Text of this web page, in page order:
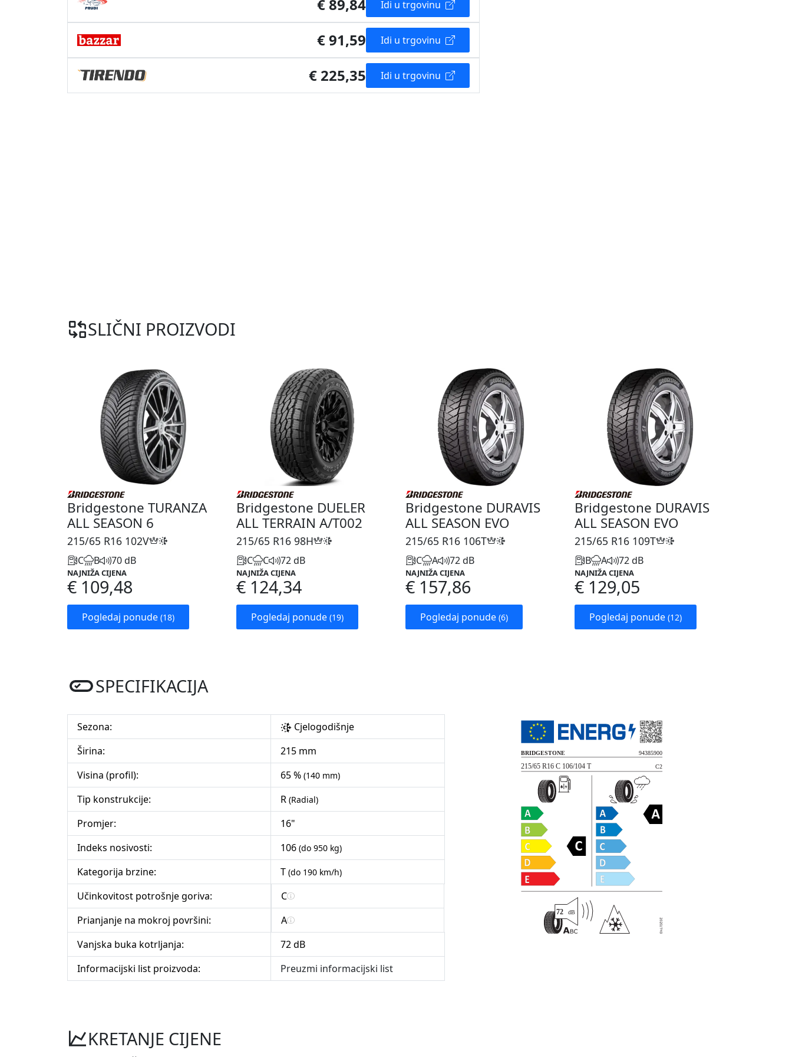
€ 89,84 Idi u trgovinu
€ 91,59 Idi u trgovinu
€ 225,35 Idi u trgovinu
SLIČNI PROIZVODI
Bridgestone TURANZA
ALL SEASON 6
215/65 R16 102V
C B 70 dB
NAJNIŽA CIJENA
€ 109,48
Pogledaj ponude (18)
Bridgestone DUELER
ALL TERRAIN A/T002
215/65 R16 98H
C C 72 dB
NAJNIŽA CIJENA
€ 124,34
Pogledaj ponude (19)
Bridgestone DURAVIS
ALL SEASON EVO
215/65 R16 106T
C A 72 dB
NAJNIŽA CIJENA
€ 157,86
Pogledaj ponude (6)
Bridgestone DURAVIS
ALL SEASON EVO
215/65 R16 109T
B A 72 dB
NAJNIŽA CIJENA
€ 129,05
Pogledaj ponude (12)
SPECIFIKACIJA
Sezona:
Cjelogodišnje
Širina:
215 mm
Visina (profil):
65 % (140 mm)
Tip konstrukcije: R (Radial)
Promjer:
16"
Indeks nosivosti:
106 (do 950 kg)
Kategorija brzine: T (do 190 km/h)
Učinkovitost potrošnje goriva:
C
Prianjanje na mokroj površini:
A
Vanjska buka kotrljanja:
72 dB
Informacijski list proizvoda:
Preuzmi informacijski list
KRETANJE CIJENE